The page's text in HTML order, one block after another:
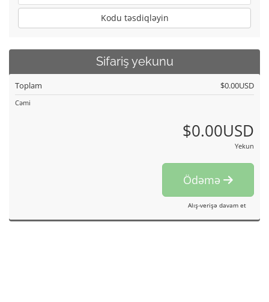
Kodu təsdiqləyin
Sifariş yekunu
Toplam $0.00USD
Cəmi
$0.00USD
Yekun
Ödəmə
Alış-verişə davam et